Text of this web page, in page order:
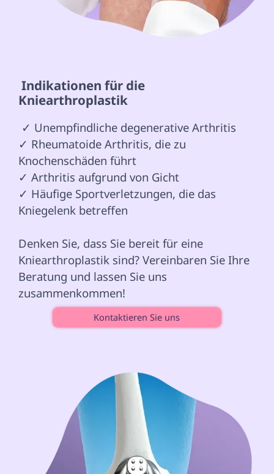
Kniearthroplastik
✓ Rheumatoide Arthritis, die zu
Knochenschäden führt
✓ Arthritis aufgrund von Gicht
✓ Häufige Sportverletzungen, die das
Kniegelenk betreffen
Denken Sie, dass Sie bereit für eine
Kniearthroplastik sind? Vereinbaren Sie Ihre
Beratung und lassen Sie uns
zusammenkommen!
Kontaktieren Sie uns